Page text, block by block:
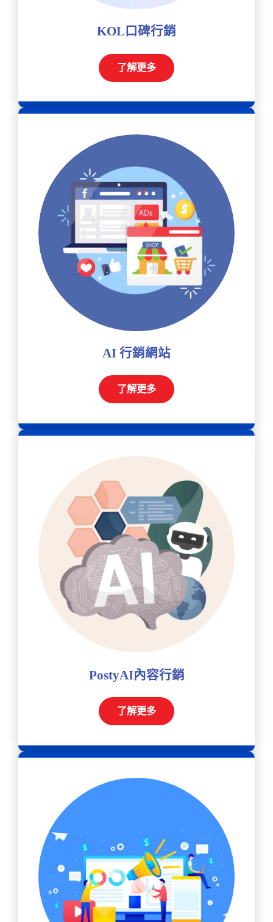
KOL口碑行銷
了解更多
AI 行銷網站
了解更多
PostyAI內容行銷
了解更多